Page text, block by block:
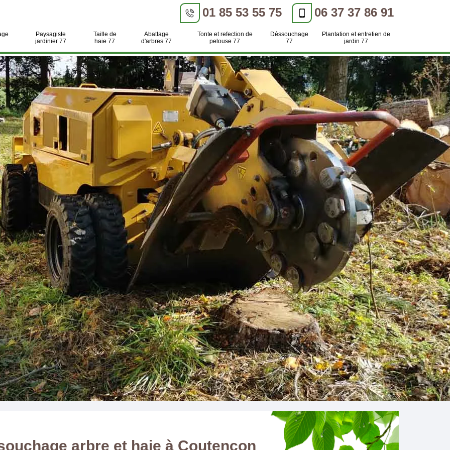
01 85 53 55 75 06 37 37 86 91
Paysagiste
jardinier 77
Taille de
haie 77
Abattage
d'arbres 77
Tonte et refection de
pelouse 77
Déssouchage
77
Plantation et entretien de
jardin 77
arbre et haie à Coutencon